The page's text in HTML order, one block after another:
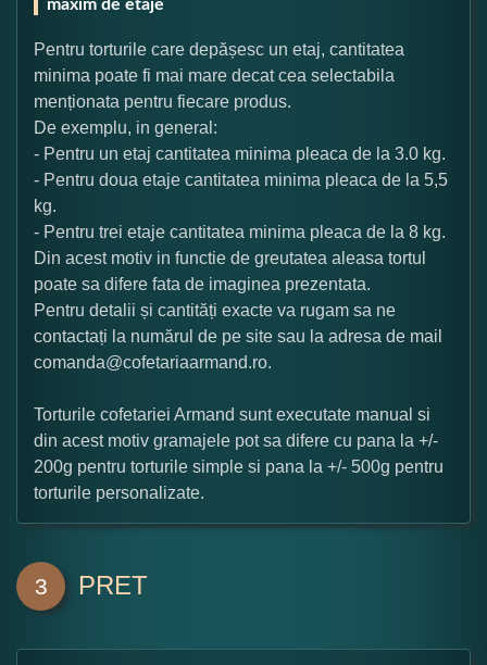
maxim de etaje
Pentru torturile care depășesc un etaj, cantitatea
minima poate fi mai mare decat cea selectabila
menționata pentru fiecare produs.
De exemplu, in general:
- Pentru un etaj cantitatea minima pleaca de la 3.0 kg.
- Pentru doua etaje cantitatea minima pleaca de la 5,5
kg.
- Pentru trei etaje cantitatea minima pleaca de la 8 kg.
Din acest motiv in functie de greutatea aleasa tortul
poate sa difere fata de imaginea prezentata.
Pentru detalii și cantități exacte va rugam sa ne
contactați la numărul de pe site sau la adresa de mail
comanda@cofetariaarmand.ro.
Torturile cofetariei Armand sunt executate manual si
din acest motiv gramajele pot sa difere cu pana la +/-
200g pentru torturile simple si pana la +/- 500g pentru
torturile personalizate.
3 PRET